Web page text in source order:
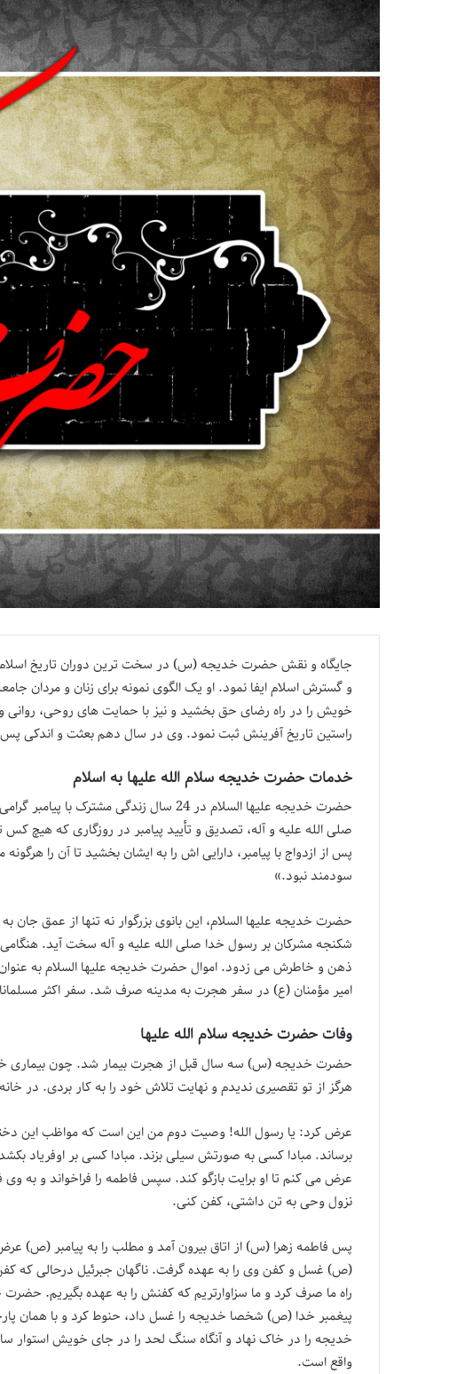
جایگاه و نقش حضرت خدیجه (س) در سخت ترین دوران تاریخ
و گسترش اسلام ایفا نمود. او یک الگوی نمونه برای زنان و مردان
خویش را در راه رضای حق بخشید و نیز با حمایت های روحی، روانی و
راستین تاریخ آفرینش ثبت نمود. وی در سال دهم بعثت و اندکی
خدمات حضرت خدیجه سلام الله علیها به اسلام
حضرت خدیجه علیها السلام در 24 سال
صلی الله علیه و آله، تصدیق و تأیید پیامبر در روزگاری که هیچ
پس از ازدواج با پیامبر، دارایی اش را به ایشان بخشید تا آن را
سودمند نبود.»
حضرت خدیجه علیها السلام، این بانوی بزرگوار نه تنها از عمق جان
شکنجه مشرکان بر رسول خدا صلی الله علیه و آله سخت آید. هنگامی
ذهن و خاطرش می زدود. اموال حضرت خدیجه علیها السلام به
امیر مؤمنان (ع) در سفر هجرت به مدینه صرف شد. سفر اکثر
وفات حضرت خدیجه سلام الله علیها
حضرت خدیجه (س) سه سال قبل از هجرت بیمار شد. چون بیماری
هرگز از تو تقصیری ندیدم و نهایت تلاش خود را به کار بردی. در
عرض کرد: یا رسول الله! وصیت دوم من این است که مواظب این
برساند. مبادا کسی به صورتش سیلی بزند. مبادا کسی بر اوفریاد
عرض می کنم تا او برایت بازگو کند. سپس فاطمه را فراخواند و به
نزول وحی به تن داشتی، کفن کنی.
پس فاطمه زهرا (س) از اتاق بیرون آمد و مطلب را به پیامبر (ص)
(ص) غسل و کفن وی را به عهده گرفت. ناگهان جبرئیل درحالی که
پیغمبر خدا (ص) شخصا خدیجه را غسل داد، حنوط کرد و با همان
خدیجه را در خاک نهاد و آنگاه سنگ لحد را در جای خویش
واقع است.